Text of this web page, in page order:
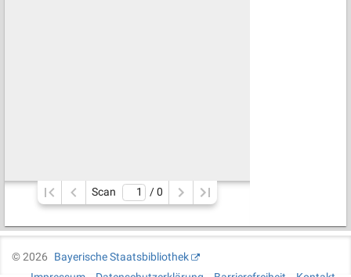
Scan / 0
©2026
Bayerische Staatsbibliothek